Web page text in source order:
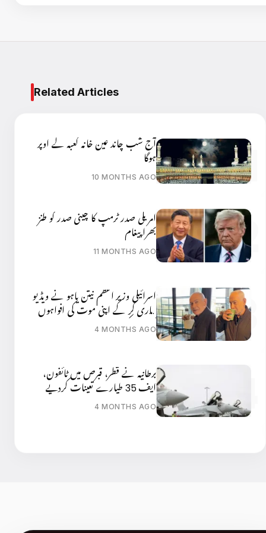
Related Articles
آج شب چاند عین خانہ کعبہ کے اوپر
ہوگا
10 MONTHS AGO
امریکی صدر ٹرمپ کا چینی صدر کو طنز
بھرا پیغام
11 MONTHS AGO
اسرائیلی وزیر اعظم نیتن یاہو نے ویڈیو
جاری کر کے اپنی موت کی افواہوں
کی تردید کر دی
4 MONTHS AGO
برطانیہ نے قطر، قبرص میں ٹائفون،
ایف 35 طیارے تعینات کردیے
4 MONTHS AGO